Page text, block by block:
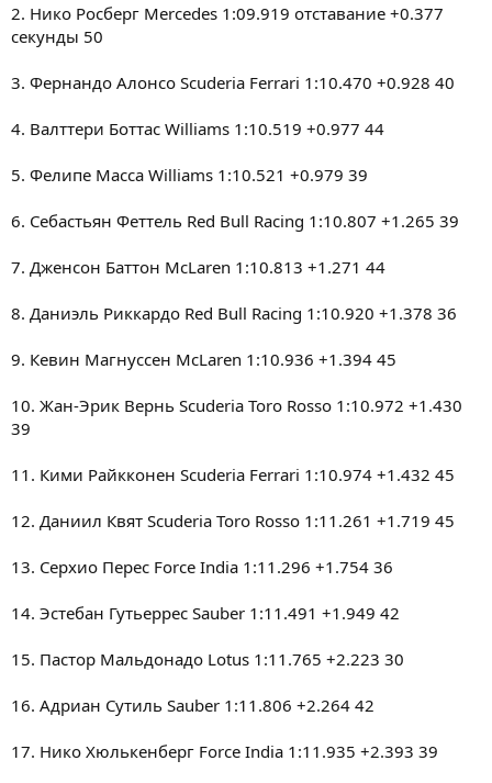
2. Нико Росберг Mercedes 1:09.919 отставание +0.377
секунды 50
3. Фернандо Алонсо Scuderia Ferrari 1:10.470 +0.928 40
4. Валттери Боттас Williams 1:10.519 +0.977 44
5. Фелипе Масса Williams 1:10.521 +0.979 39
6. Себастьян Феттель Red Bull Racing 1:10.807 +1.265 39
7. Дженсон Баттон McLaren 1:10.813 +1.271 44
8. Даниэль Риккардо Red Bull Racing 1:10.920 +1.378 36
9. Кевин Магнуссен McLaren 1:10.936 +1.394 45
10. Жан-Эрик Вернь Scuderia Toro Rosso 1:10.972 +1.430
39
11. Кими Райкконен Scuderia Ferrari 1:10.974 +1.432 45
12. Даниил Квят Scuderia Toro Rosso 1:11.261 +1.719 45
13. Серхио Перес Force India 1:11.296 +1.754 36
14. Эстебан Гутьеррес Sauber 1:11.491 +1.949 42
15. Пастор Мальдонадо Lotus 1:11.765 +2.223 30
16. Адриан Сутиль Sauber 1:11.806 +2.264 42
17. Нико Хюлькенберг Force India 1:11.935 +2.393 39